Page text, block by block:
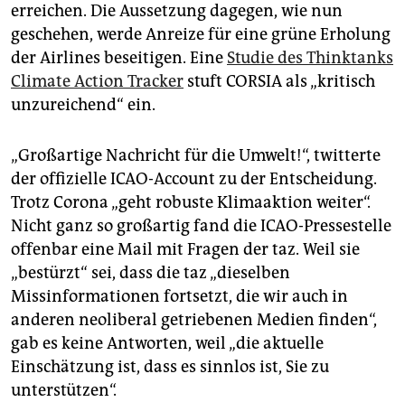
erreichen. Die Aussetzung dagegen, wie nun
geschehen, werde Anreize für eine grüne Erholung
der Airlines beseitigen. Eine Studie des Thinktanks
Climate Action Tracker stuft CORSIA als „kritisch
unzureichend“ ein.
„Großartige Nachricht für die Umwelt!“, twitterte
der offizielle ICAO-Account zu der Entscheidung.
Trotz Corona „geht robuste Klimaaktion weiter“.
Nicht ganz so großartig fand die ICAO-Pressestelle
offenbar eine Mail mit Fragen der taz. Weil sie
„bestürzt“ sei, dass die taz „dieselben
Missinformationen fortsetzt, die wir auch in
anderen neoliberal getriebenen Medien finden“,
gab es keine Antworten, weil „die aktuelle
Einschätzung ist, dass es sinnlos ist, Sie zu
unterstützen“.